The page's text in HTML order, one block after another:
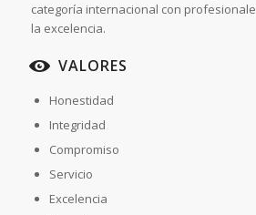
categoría internacional con
la excelencia.
VALORES
Honestidad
Integridad
Compromiso
Servicio
Excelencia